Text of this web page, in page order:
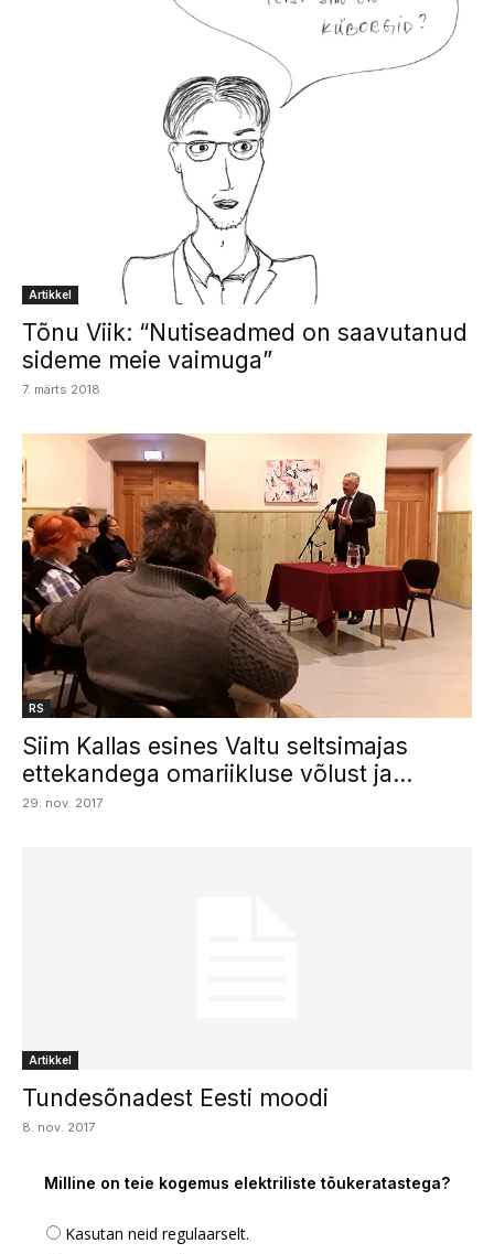
Artikkel
Tõnu Viik: “Nutiseadmed on saavutanud
sideme meie vaimuga”
7. märts 2018
RS
Siim Kallas esines Valtu seltsimajas
ettekandega omariikluse võlust ja...
29. nov. 2017
Artikkel
Tundesõnadest Eesti moodi
8. nov. 2017
Milline on teie kogemus elektriliste tõukeratastega?
Kasutan neid regulaarselt.